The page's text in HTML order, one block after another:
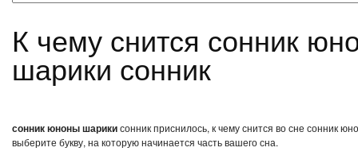
К чему снится сонник юноны шарики? сонник юноны
шарики сонник
сонник юноны шарикисонник приснилось, к чему снится во сне сонник
выберите букву, на которую начинается часть вашего сна.